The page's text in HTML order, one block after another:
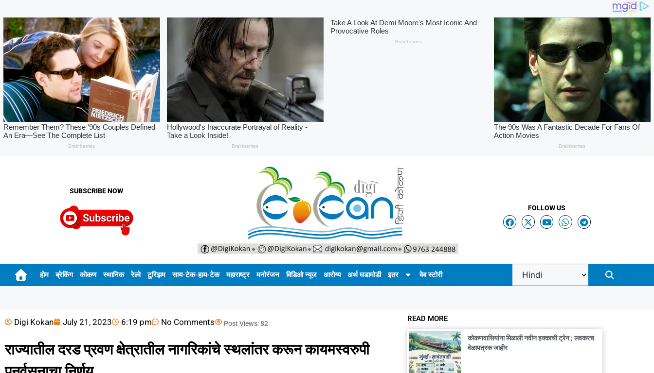
SUBSCRIBE NOW
FOLLOW US
होम ब्रेकिंग कोकण स्थानिक रेल्वे टुरिझम साय-टेक-हाय-टेक महाराष्ट्र मनोरंजन विडिओ न्यूज आरोग्य अर्थ घडामोडी इतर वेब स्टोरी
Digi Kokan July 21, 2023 6:19 pm No Comments Post Views:82
राज्यातील दरड प्रवण क्षेत्रातील नागरिकांचे स्थलांतर करून कायमस्वरुपी
READ MORE
कोकणवासियांना मिळाली नवीन हक्काची ट्रेन ; लवकरच
वेळापत्रक जाहीर